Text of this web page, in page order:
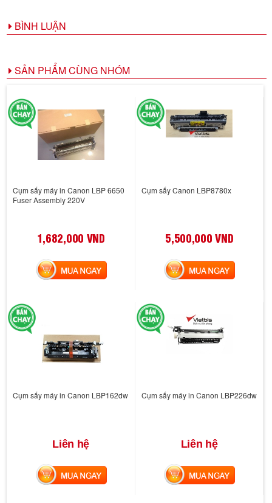
BÌNH LUẬN
SẢN PHẨM CÙNG NHÓM
Cụm sấy máy in Canon LBP 6650
Fuser Assembly 220V
1,682,000 VND
MUA NGAY
Cụm sấy Canon LBP8780x
5,500,000 VND
MUA NGAY
Cụm sấy máy in Canon LBP162dw
Liên hệ
MUA NGAY
Cụm sấy máy in Canon LBP226dw
Liên hệ
MUA NGAY